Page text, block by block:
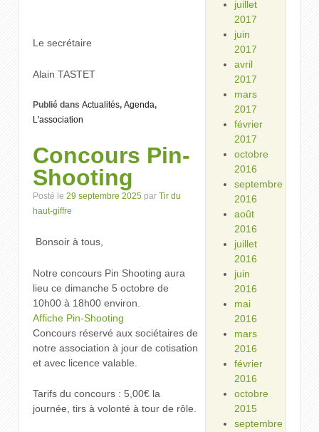
Le secrétaire
Alain TASTET
Publié dans Actualités, Agenda,
L'association
Concours Pin-
Shooting
Posté le 29 septembre 2025 par Tir du
haut-giffre
⁨⁩ ⁨Bonsoir à tous,
Notre concours Pin Shooting aura
lieu ce dimanche 5 octobre de
10h00 à 18h00 environ.
Affiche Pin-Shooting
Concours réservé aux sociétaires de
notre association à jour de cotisation
et avec licence valable.
Tarifs du concours : 5,00€ la
journée, tirs à volonté à tour de rôle.
juillet
2017
juin
2017
avril
2017
mars
2017
février
2017
octobre
2016
septembre
2016
août
2016
juillet
2016
juin
2016
mai
2016
mars
2016
février
2016
octobre
2015
septembre